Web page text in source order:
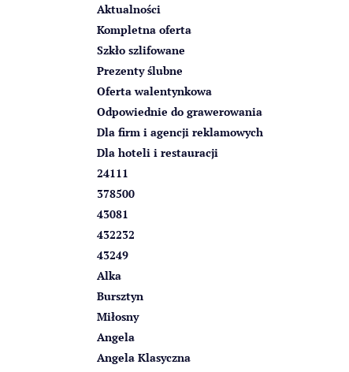
Aktualności
Kompletna oferta
Szkło szlifowane
Prezenty ślubne
Oferta walentynkowa
Odpowiednie do grawerowania
Dla firm i agencji reklamowych
Dla hoteli i restauracji
24111
378500
43081
432232
43249
Alka
Bursztyn
Miłosny
Angela
Angela Klasyczna